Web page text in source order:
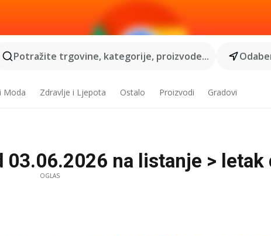
Potražite trgovine, kategorije, proizvode...
Moda Zdravlje i Ljepota Ostalo Proizvodi Gradovi
03.06.2026 na listanje >
OGLAS